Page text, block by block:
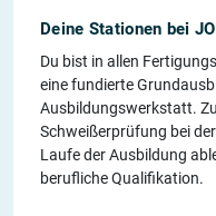
Deine Stationen bei
Du bist in allen
eine fundierte
Ausbildungswerkstatt.
Schweißerprüfung bei
Laufe der Ausbildung
berufliche Qualifikation.